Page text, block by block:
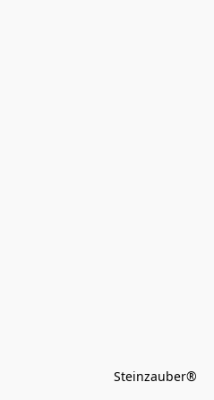
Steinzauber®